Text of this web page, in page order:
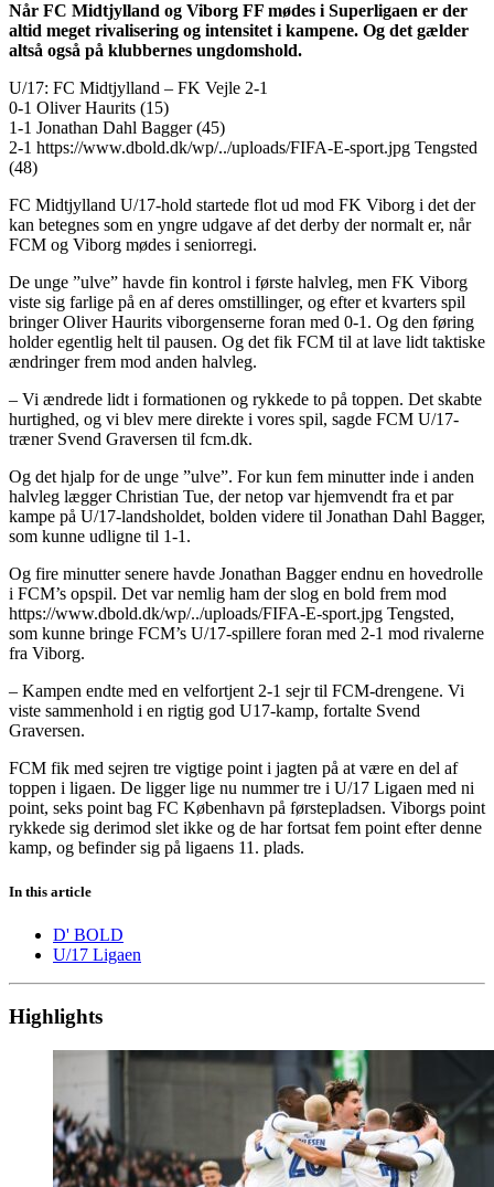
Når FC Midtjylland og Viborg FF mødes i Superligaen er der
altid meget rivalisering og intensitet i kampene. Og det gælder
altså også på klubbernes ungdomshold.
U/17: FC Midtjylland – FK Vejle 2-1
0-1 Oliver Haurits (15)
1-1 Jonathan Dahl Bagger (45)
2-1 https://www.dbold.dk/wp/../uploads/FIFA-E-sport.jpg Tengsted
(48)
FC Midtjylland U/17-hold startede flot ud mod FK Viborg i det der
kan betegnes som en yngre udgave af det derby der normalt er, når
FCM og Viborg mødes i seniorregi.
De unge ”ulve” havde fin kontrol i første halvleg, men FK Viborg
viste sig farlige på en af deres omstillinger, og efter et kvarters spil
bringer Oliver Haurits viborgenserne foran med 0-1. Og den føring
holder egentlig helt til pausen. Og det fik FCM til at lave lidt taktiske
ændringer frem mod anden halvleg.
– Vi ændrede lidt i formationen og rykkede to på toppen. Det skabte
hurtighed, og vi blev mere direkte i vores spil, sagde FCM U/17-
træner Svend Graversen til fcm.dk.
Og det hjalp for de unge ”ulve”. For kun fem minutter inde i anden
halvleg lægger Christian Tue, der netop var hjemvendt fra et par
kampe på U/17-landsholdet, bolden videre til Jonathan Dahl Bagger,
som kunne udligne til 1-1.
Og fire minutter senere havde Jonathan Bagger endnu en hovedrolle
i FCM’s opspil. Det var nemlig ham der slog en bold frem mod
https://www.dbold.dk/wp/../uploads/FIFA-E-sport.jpg Tengsted,
som kunne bringe FCM’s U/17-spillere foran med 2-1 mod rivalerne
fra Viborg.
– Kampen endte med en velfortjent 2-1 sejr til FCM-drengene. Vi
viste sammenhold i en rigtig god U17-kamp, fortalte Svend
Graversen.
FCM fik med sejren tre vigtige point i jagten på at være en del af
toppen i ligaen. De ligger lige nu nummer tre i U/17 Ligaen med ni
point, seks point bag FC København på førstepladsen. Viborgs point
rykkede sig derimod slet ikke og de har fortsat fem point efter denne
kamp, og befinder sig på ligaens 11. plads.
In this article
D' BOLD
U/17 Ligaen
Highlights